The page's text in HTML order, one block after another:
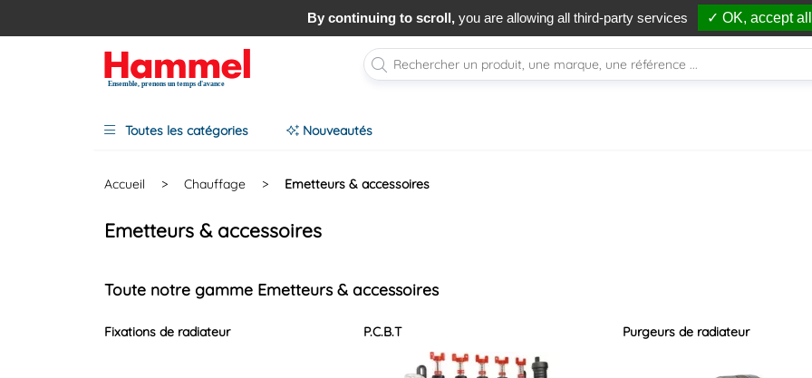
Livraison à J+1 , avant 13h* Livraison
Ensemble, prenons un temps d'avance
Toutes les catégories Nouveautés
Accueil > Chauffage > Emetteurs & accessoires
Emetteurs & accessoires
Toute notre gamme Emetteurs & accessoires
Fixations de radiateur P.C.B.T Purgeurs de radiateur
By continuing to scroll,you are allowing all third-party services ✓ OK, accept all